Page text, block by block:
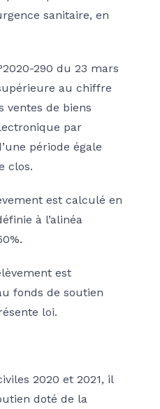
sanitaire, en
290 du 23 mars
au chiffre
ventes de biens
par
période égale
clos.
est calculé en
à l’alinéa
est
fonds de soutien
loi.
2020 et 2021, il
doté de la